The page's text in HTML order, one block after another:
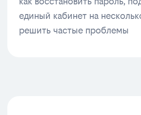
единый кабинет на
решить частые проблемы